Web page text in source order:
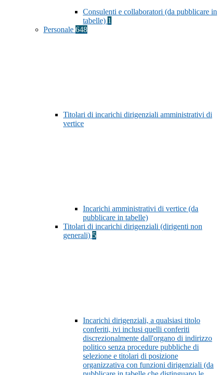
Consulenti e collaboratori (da pubblicare in
tabelle) 1
Personale 648
Titolari di incarichi dirigenziali amministrativi di
vertice
Incarichi amministrativi di vertice (da
pubblicare in tabelle)
Titolari di incarichi dirigenziali (dirigenti non
generali) 5
Incarichi dirigenziali, a qualsiasi titolo
conferiti, ivi inclusi quelli conferiti
discrezionalmente dall'organo di indirizzo
politico senza procedure pubbliche di
selezione e titolari di posizione
organizzativa con funzioni dirigenziali (da